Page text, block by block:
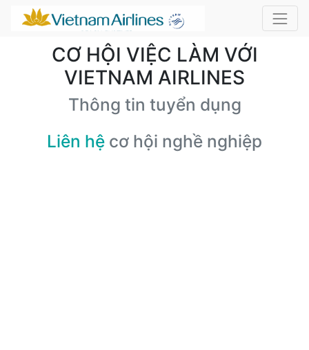
CƠ HỘI VIỆC LÀM VỚI
VIETNAM AIRLINES
Thông tin tuyển dụng
Liên hệ cơ hội nghề nghiệp